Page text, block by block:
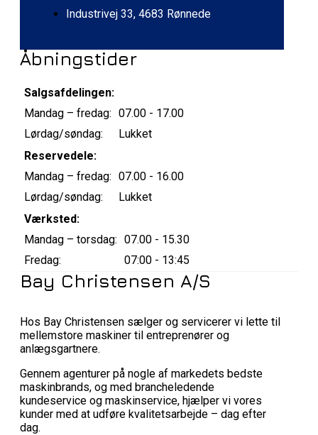
Industrivej 33, 4683 Rønnede
Åbningstider
Salgsafdelingen:
Mandag – fredag: 07.00 - 17.00
Lørdag/søndag:
Lukket
Reservedele:
Mandag – fredag: 07.00 - 16.00
Lørdag/søndag:
Lukket
Værksted:
Mandag – torsdag: 07.00 - 15.30
Fredag:
07:00 - 13:45
Bay Christensen A/S
Hos Bay Christensen sælger og servicerer vi lette til
mellemstore maskiner til entreprenører og
anlægsgartnere.
Gennem agenturer på nogle af markedets bedste
maskinbrands, og med brancheledende
kundeservice og maskinservice, hjælper vi vores
kunder med at udføre kvalitetsarbejde – dag efter
dag.